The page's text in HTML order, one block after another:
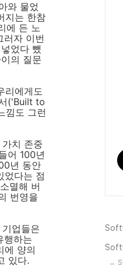
와 물었
지는 한참
에 든 노
러자 이번
었다 뺐
의 질문
리에게도
('Built to
낌도 그런
치 존중
어 100년
년 동안
었다는 점
멸해 버
번영을
업들은
행하는
에 양의
있다.